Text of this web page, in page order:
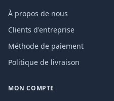
À propos de nous
Clients d'entreprise
Méthode de paiement
Politique de livraison
MON COMPTE